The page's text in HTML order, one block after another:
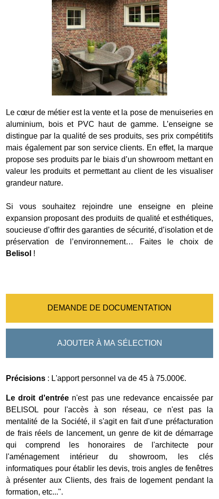
Le cœur de métier est la vente et la pose de menuiseries en
aluminium, bois et PVC haut de gamme. L’enseigne se
distingue par la qualité de ses produits, ses prix compétitifs
mais également par son service clients. En effet, la marque
propose ses produits par le biais d’un showroom mettant en
valeur les produits et permettant au client de les visualiser
grandeur nature.
Si vous souhaitez rejoindre une enseigne en pleine
expansion proposant des produits de qualité et esthétiques,
soucieuse d’offrir des garanties de sécurité, d’isolation et de
préservation de l’environnement… Faites le choix de
Belisol !
DEMANDE DE DOCUMENTATION
AJOUTER À MA SÉLECTION
Précisions : L'apport personnel va de 45 à 75.000€.
Le droit d'entréen'est pas une redevance encaissée par
BELISOL pour l'accès à son réseau, ce n'est pas la
mentalité de la Société, il s'agit en fait d'une préfacturation
de frais réels de lancement, un genre de kit de démarrage
qui comprend les honoraires de l'architecte pour
l'aménagement intérieur du showroom, les clés
informatiques pour établir les devis, trois angles de fenêtres
à présenter aux Clients, des frais de logement pendant la
formation, etc...".